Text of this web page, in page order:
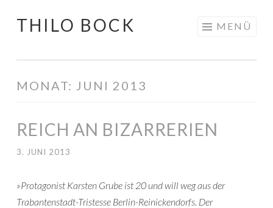
Springe
THILO BOCK MENÜ
MONAT: JUNI 2013
REICH AN BIZARRERIEN
3. JUNI 2013
»Protagonist Karsten Grube ist 20 und will weg aus der
Trabantenstadt-Tristesse Berlin-Reinickendorfs. Der